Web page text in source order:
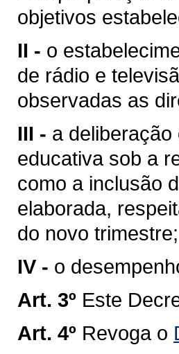
objetivos
II - o
de rádio e
observadas as
III - a
educativa sob a
como a inclusão
elaborada,
do novo trimestre;
IV - o
Art. 3º Este
Art. 4º Revoga o